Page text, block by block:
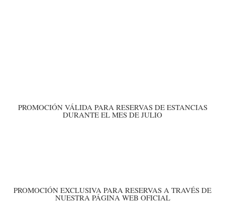
PROMOCIÓN VÁLIDA PARA RESERVAS DE ESTANCIAS
DURANTE EL MES DE JULIO
PROMOCIÓN EXCLUSIVA PARA RESERVAS A TRAVÉS DE
NUESTRA PÁGINA WEB OFICIAL